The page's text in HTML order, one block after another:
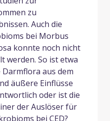
zu
Auch die
bei Morbus
konnte noch nicht
werden. So ist etwa
aus dem
äußere Einflüsse
oder ist die
der Auslöser für
bei CED?